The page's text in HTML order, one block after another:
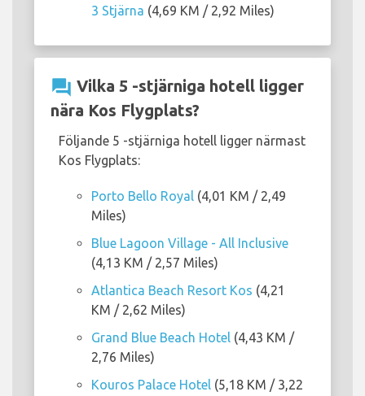
3 Stjärna (4,69 KM / 2,92 Miles)
question_answer Vilka 5 -stjärniga hotell ligger
nära Kos Flygplats?
Följande 5 -stjärniga hotell ligger närmast
Kos Flygplats:
Porto Bello Royal (4,01 KM / 2,49
Miles)
Blue Lagoon Village - All Inclusive
(4,13 KM / 2,57 Miles)
Atlantica Beach Resort Kos (4,21
KM / 2,62 Miles)
Grand Blue Beach Hotel (4,43 KM /
2,76 Miles)
Kouros Palace Hotel (5,18 KM / 3,22